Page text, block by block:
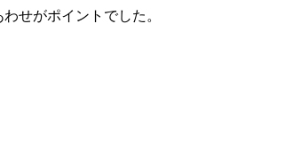
せがポイントでした。